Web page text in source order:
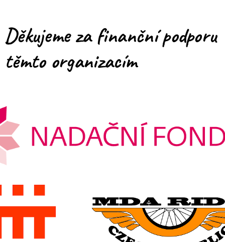
Děkujeme za finanční podporu
těmto organizacím